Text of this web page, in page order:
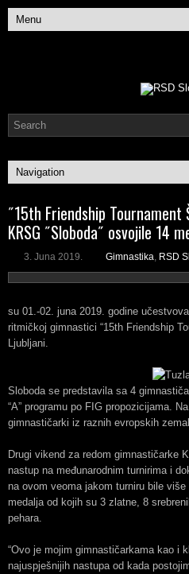
˝15th Friendship Tournament
KRSG ˝Sloboda˝ osvojile 14
3. Juna 2019. Gimnastika, RSD
su 01.-02. juna 2019. godine
ritmičkoj gimnastici “15th Friendship
Ljubljani.
Sloboda se predstavila sa 4
“A” programu po FIG propozicijama.
gimnastičarki iz raznih evropskih
Drugi vikend za redom gimnastičarke
nastup na međunarodnim turnirima i
na ovom veoma jakom turniru bile
medalja od kojih su 3 zlatne, 8
pehara.
“Ovo je mojim gimnastičarkama kao i
najuspješnijih nastupa od kada